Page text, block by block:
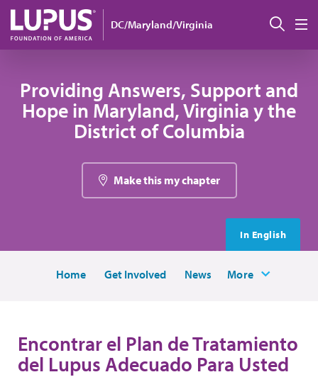
Pasar al contenido principal
DC/Maryland/Virginia
Providing Answers, Support and
Hope in Maryland, Virginia y the
District of Columbia
Make this my chapter
In English
Home Get Involved News More
Encontrar el Plan de Tratamiento
del Lupus Adecuado Para Usted